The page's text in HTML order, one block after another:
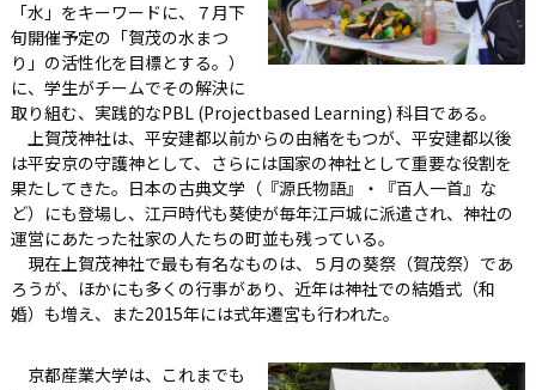
「水」をキーワードに、７月下
旬開催予定の「賀茂の水まつ
り」の活性化を目標とする。）
に、学生がチームでその解決に
取り組む、実践的なPBL (Projectbased Learning) 科目である。
上賀茂神社は、平安建都以前からの由緒をもつが、平安建都以後
は平安京の守護神として、さらには国家の神社として重要な役割を
果たしてきた。日本の古典文学（『源氏物語』・『百人一首』な
ど）にも登場し、江戸時代も葵使が毎年江戸城に派遣され、神社の
運営にあたった社家の人たちの町並も残っている。
現在上賀茂神社で最も有名なものは、５月の葵祭（賀茂祭）であ
ろうが、ほかにも多くの行事があり、近年は神社での結婚式（和
婚）も増え、また2015年には式年遷宮も行われた。
京都産業大学は、これまでも